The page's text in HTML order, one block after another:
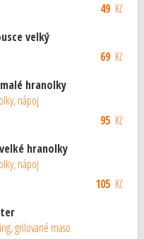
49Kč
velký
69Kč
hranolky
nápoj
95Kč
hranolky
nápoj
105Kč
grilované maso